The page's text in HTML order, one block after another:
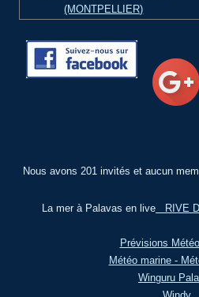
(MONTPELLIER)
Nous avons 201 invités et aucun
La mer à Palavas en live RIVE
Prévisions
Météo marine -
Winguru